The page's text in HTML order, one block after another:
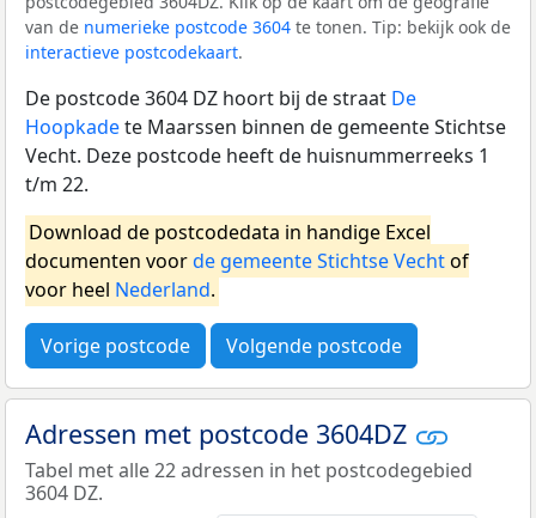
van de numerieke postcode 3604 te tonen. Tip: bekijk ook de
interactieve postcodekaart.
De postcode 3604 DZ hoort bij de straat De
Hoopkadete Maarssen binnen de gemeente Stichtse
Vecht. Deze postcode heeft de huisnummerreeks 1
t/m 22.
Download de postcodedata in handige Excel
documenten voorde gemeente Stichtse Vechtof
voor heel Nederland.
Vorige postcode Volgende postcode
Adressen met postcode 3604DZ
Tabel met alle 22 adressen in het postcodegebied
3604 DZ.